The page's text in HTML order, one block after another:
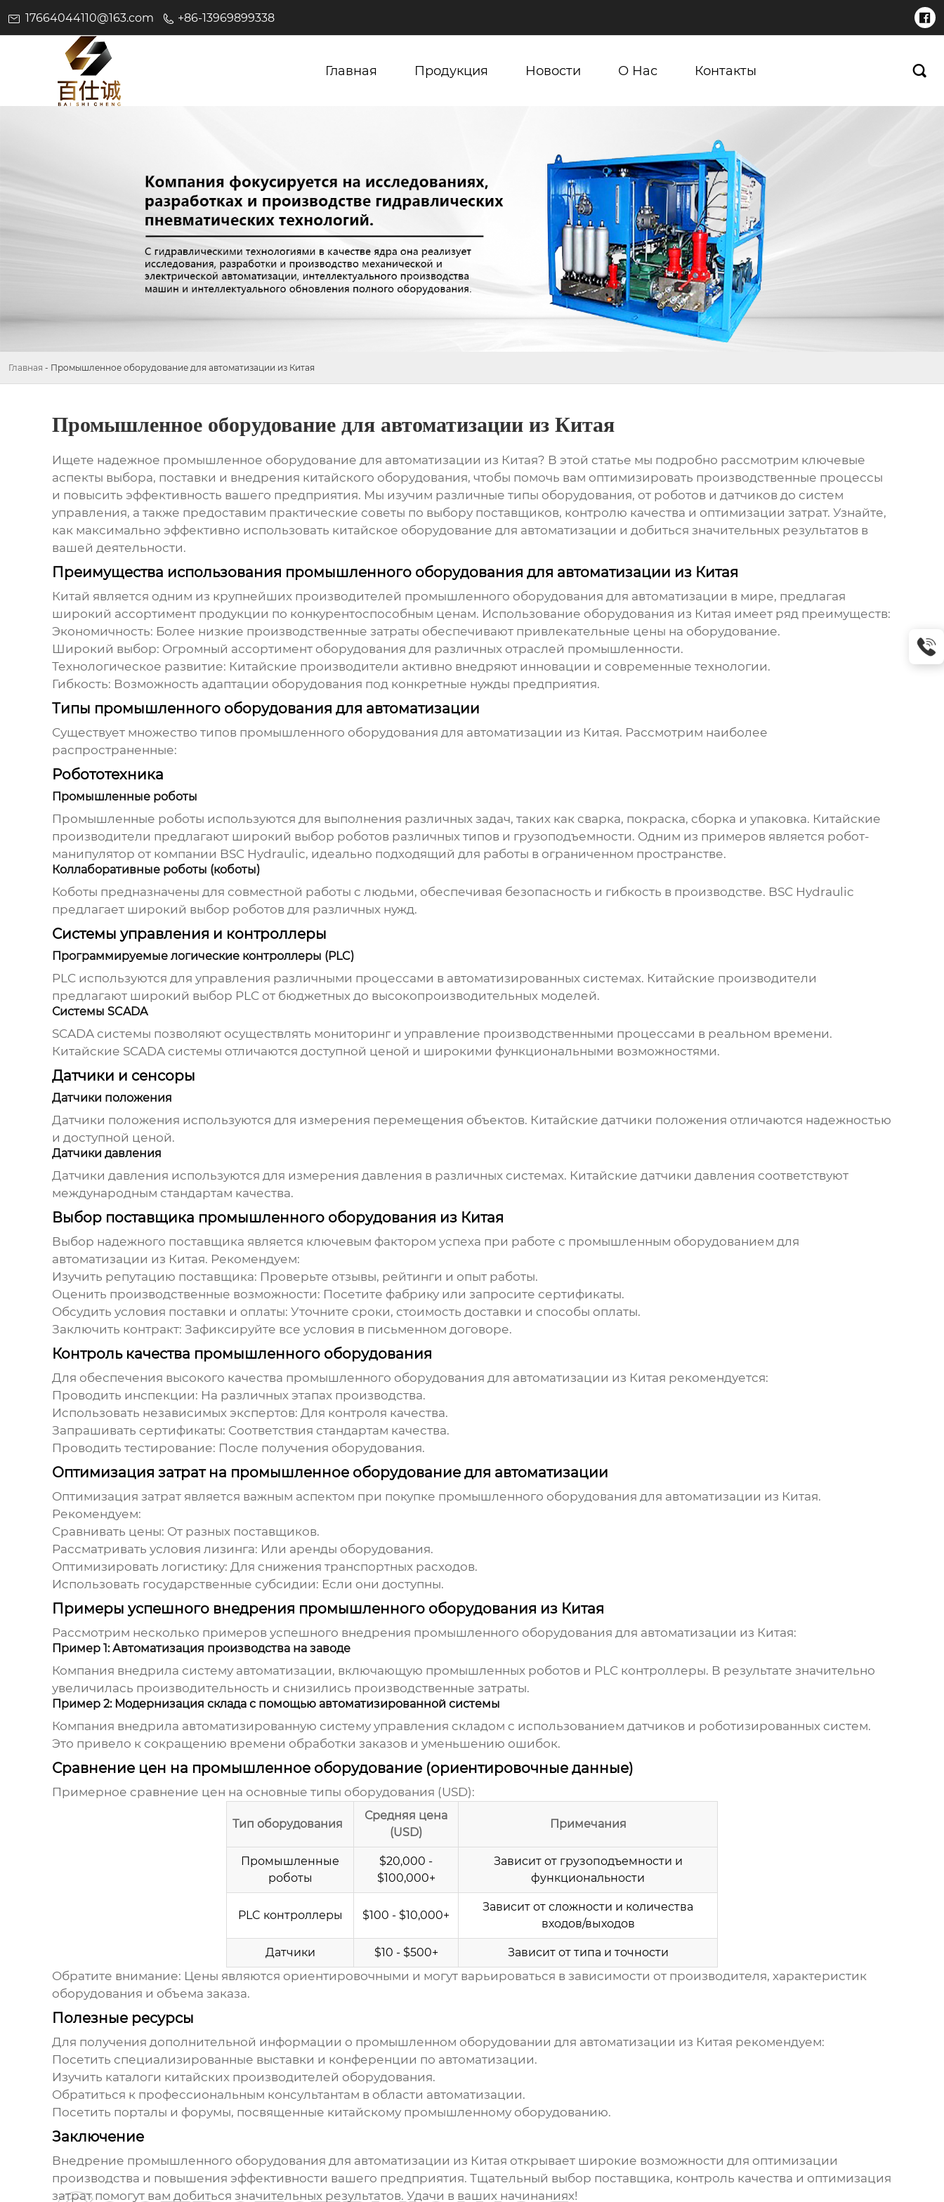
17664044110@163.com +86-13969899338 
Главная Продукция Новости О Нас Контакты 
Главная - Промышленное оборудование для автоматизации из Китая
Промышленное оборудование для автоматизации из Китая
Ищете надежное промышленное оборудование для автоматизации из Китая? В этой статье мы подробно рассмотрим ключевые
аспекты выбора, поставки и внедрения китайского оборудования, чтобы помочь вам оптимизировать производственные процессы
и повысить эффективность вашего предприятия. Мы изучим различные типы оборудования, от роботов и датчиков до систем
управления, а также предоставим практические советы по выбору поставщиков, контролю качества и оптимизации затрат. Узнайте,
как максимально эффективно использовать китайское оборудование для автоматизации и добиться значительных результатов в
вашей деятельности.
Преимущества использования промышленного оборудования для автоматизации из Китая
Китай является одним из крупнейших производителей промышленного оборудования для автоматизации в мире, предлагая
широкий ассортимент продукции по конкурентоспособным ценам. Использование оборудования из Китая имеет ряд преимуществ:
Экономичность: Более низкие производственные затраты обеспечивают привлекательные цены на оборудование.
Широкий выбор: Огромный ассортимент оборудования для различных отраслей промышленности.
Технологическое развитие: Китайские производители активно внедряют инновации и современные технологии.
Гибкость: Возможность адаптации оборудования под конкретные нужды предприятия.
Типы промышленного оборудования для автоматизации
Существует множество типов промышленного оборудования для автоматизации из Китая. Рассмотрим наиболее
распространенные:
Робототехника
Промышленные роботы
Промышленные роботы используются для выполнения различных задач, таких как сварка, покраска, сборка и упаковка. Китайские
производители предлагают широкий выбор роботов различных типов и грузоподъемности. Одним из примеров является робот-
манипулятор от компании BSC Hydraulic, идеально подходящий для работы в ограниченном пространстве.
Коллаборативные роботы (коботы)
Коботы предназначены для совместной работы с людьми, обеспечивая безопасность и гибкость в производстве. BSC Hydraulic
предлагает широкий выбор роботов для различных нужд.
Системы управления и контроллеры
Программируемые логические контроллеры (PLC)
PLC используются для управления различными процессами в автоматизированных системах. Китайские производители
предлагают широкий выбор PLC от бюджетных до высокопроизводительных моделей.
Системы SCADA
SCADA системы позволяют осуществлять мониторинг и управление производственными процессами в реальном времени.
Китайские SCADA системы отличаются доступной ценой и широкими функциональными возможностями.
Датчики и сенсоры
Датчики положения
Датчики положения используются для измерения перемещения объектов. Китайские датчики положения отличаются надежностью
и доступной ценой.
Датчики давления
Датчики давления используются для измерения давления в различных системах. Китайские датчики давления соответствуют
международным стандартам качества.
Выбор поставщика промышленного оборудования из Китая
Выбор надежного поставщика является ключевым фактором успеха при работе с промышленным оборудованием для
автоматизации из Китая. Рекомендуем:
Изучить репутацию поставщика: Проверьте отзывы, рейтинги и опыт работы.
Оценить производственные возможности: Посетите фабрику или запросите сертификаты.
Обсудить условия поставки и оплаты: Уточните сроки, стоимость доставки и способы оплаты.
Заключить контракт: Зафиксируйте все условия в письменном договоре.
Контроль качества промышленного оборудования
Для обеспечения высокого качества промышленного оборудования для автоматизации из Китая рекомендуется:
Проводить инспекции: На различных этапах производства.
Использовать независимых экспертов: Для контроля качества.
Запрашивать сертификаты: Соответствия стандартам качества.
Проводить тестирование: После получения оборудования.
Оптимизация затрат на промышленное оборудование для автоматизации
Оптимизация затрат является важным аспектом при покупке промышленного оборудования для автоматизации из Китая.
Рекомендуем:
Сравнивать цены: От разных поставщиков.
Рассматривать условия лизинга: Или аренды оборудования.
Оптимизировать логистику: Для снижения транспортных расходов.
Использовать государственные субсидии: Если они доступны.
Примеры успешного внедрения промышленного оборудования из Китая
Рассмотрим несколько примеров успешного внедрения промышленного оборудования для автоматизации из Китая:
Пример 1: Автоматизация производства на заводе
Компания внедрила систему автоматизации, включающую промышленных роботов и PLC контроллеры. В результате значительно
увеличилась производительность и снизились производственные затраты.
Пример 2: Модернизация склада с помощью автоматизированной системы
Компания внедрила автоматизированную систему управления складом с использованием датчиков и роботизированных систем.
Это привело к сокращению времени обработки заказов и уменьшению ошибок.
Сравнение цен на промышленное оборудование (ориентировочные данные)
Примерное сравнение цен на основные типы оборудования (USD):
Тип оборудования
Средняя цена
(USD)
Примечания
Промышленные
роботы
$20,000 -
$100,000+
Зависит от грузоподъемности и
функциональности
PLC контроллеры $100 - $10,000+
Зависит от сложности и количества
входов/выходов
Датчики $10 - $500+ Зависит от типа и точности
Обратите внимание: Цены являются ориентировочными и могут варьироваться в зависимости от производителя, характеристик
оборудования и объема заказа.
Полезные ресурсы
Для получения дополнительной информации о промышленном оборудовании для автоматизации из Китая рекомендуем:
Посетить специализированные выставки и конференции по автоматизации.
Изучить каталоги китайских производителей оборудования.
Обратиться к профессиональным консультантам в области автоматизации.
Посетить порталы и форумы, посвященные китайскому промышленному оборудованию.
Заключение
Внедрение промышленного оборудования для автоматизации из Китая открывает широкие возможности для оптимизации
производства и повышения эффективности вашего предприятия. Тщательный выбор поставщика, контроль качества и оптимизация
затрат помогут вам добиться значительных результатов. Удачи в ваших начинаниях!